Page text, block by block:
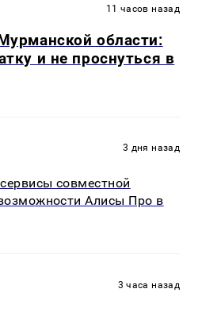
11 часов назад
области:
и не проснуться в
3 дня назад
совместной
Алисы Про в
3 часа назад